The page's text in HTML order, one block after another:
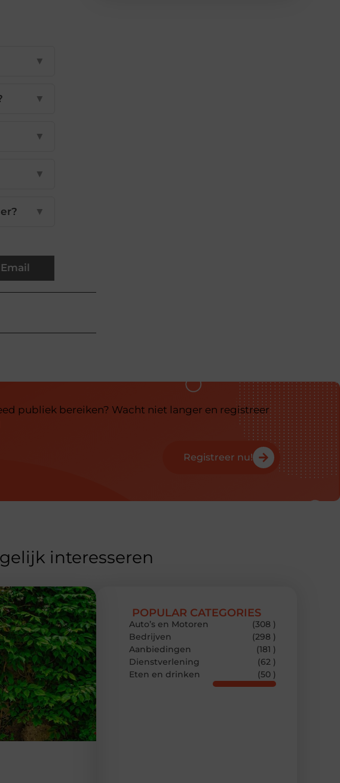
▼
▼
▼
▼
▼
Email
publiek bereiken? Wacht niet langer en registreer
Registreer nu!
interesseren
POPULAR CATEGORIES
Auto’s en Motoren
(308 )
Bedrijven
(298 )
Aanbiedingen
(181 )
Dienstverlening
(62 )
Eten en drinken
(50 )